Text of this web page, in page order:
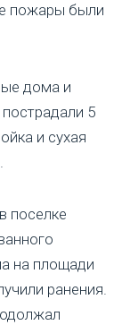
пожары были
дома и
5
и сухая
поселке
на площади
ранения.